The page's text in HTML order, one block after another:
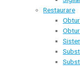
Restaurare